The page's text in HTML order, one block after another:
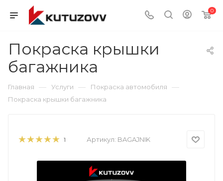
0
Покраска крышки
багажника
Главная — Услуги — Покраска автомобиля —
Покраска крышки багажника
1 Артикул: BAGAJNIK